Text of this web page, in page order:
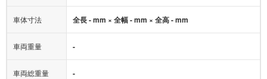
車体寸法 全長 - mm × 全幅 - mm × 全高 - mm
車両重量 -
車両総重量 -